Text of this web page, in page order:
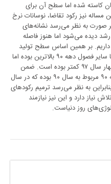
کاسته شده اما سطح آن برای
دلیل این مساله نیز رکود تقاضا، نوسانات نرخ
صورت به نظر می‌رسد نشانه‌های
رشد دیده می‌شود اما هنوز فاصله
زیادی با وضعیت اقتصاد در اوایل دهه ۹۰ داریم. بر همین اساس سطح تولید
بدون نفت ایران در بهار ۱۴۰۰ در مقایسه با سایر فصول دهه ۹۰ بالاترین بوده اما
سطح کل تولید بهار امسال در مقایسه با بهار سال ۹۷ کمتر بوده است. ضمن
آنکه بالاترین سطح تولید نفت در کل دهه ۹۰ مربوط به سال ۹۰ بوده که در سال
است. بنابراین به نظر می‌رسد ترمیم رکودهای
نیاز دارد و این نیز نیازمند
روز دنیاست.